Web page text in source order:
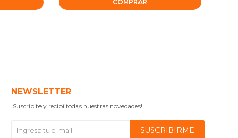
NEWSLETTER
¡Suscribite y recibí todas nuestras novedades!
SUSCRIBIRME